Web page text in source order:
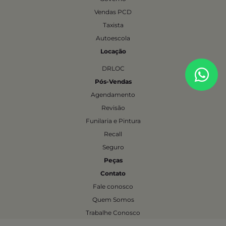
Vendas PCD
Taxista
Autoescola
Locação
DRLOC
Pós-Vendas
Agendamento
Revisão
Funilaria e Pintura
Recall
Seguro
Peças
Contato
Fale conosco
Quem Somos
Trabalhe Conosco